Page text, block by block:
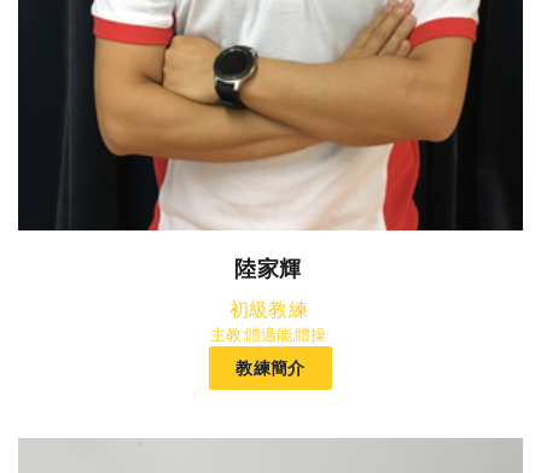
陸家輝
初級教練
主教:體適能,體操
教練簡介